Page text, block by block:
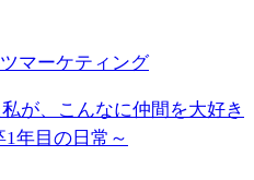
マーケティング
が、こんなに仲間を大好き
年目の日常～